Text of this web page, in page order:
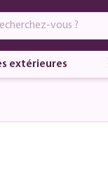
extérieures